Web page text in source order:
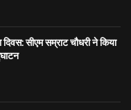
दिवस: सीएम सम्राट चौधरी ने किया